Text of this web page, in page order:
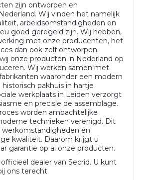
zijn ontworpen en
Wij vinden het namelijk
arbeidsomstandigheden en
goed geregeld zijn. Wij hebben,
met onze producenten, het
dan ook zelf ontworpen.
onze producten in Nederland op
Wij werken samen met
waaronder een modern
pakhuis in hartje
werkplaats in Leiden verzorgt
en precisie de assemblage.
worden ambachtelijke
technieken verenigd. Dit
én
kwaliteit. Daarom krijgt u
garantie op al onze producten.
dealer van Secrid. U kunt
ons terecht.